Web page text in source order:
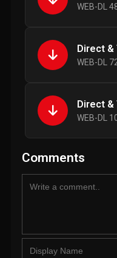
WEB-DL
Direct
WEB-DL
Direct
WEB-DL
Comments